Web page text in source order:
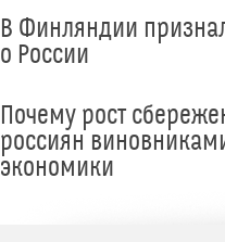
В Финляндии
о России
Почему рост
россиян
экономики